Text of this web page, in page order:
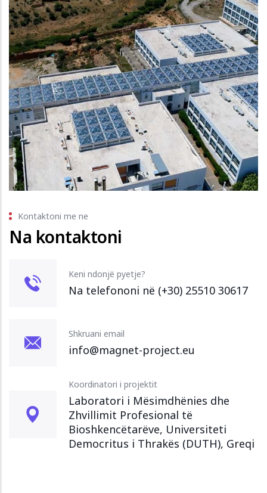
Kontaktoni me ne
Na kontaktoni
Keni ndonjë pyetje?
Na telefononi në (+30) 25510 30617
Shkruani email
info@magnet-project.eu
Koordinatori i projektit
Laboratori i Mësimdhënies dhe
Zhvillimit Profesional të
Bioshkencëtarëve, Universiteti
Democritus i Thrakës (DUTH), Greqi